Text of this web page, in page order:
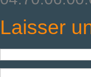
Laisser